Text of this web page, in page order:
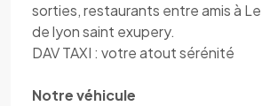
sorties, restaurants entre amis à
de lyon saint exupery.
DAV TAXI : votre atout sérénité
Notre véhicule